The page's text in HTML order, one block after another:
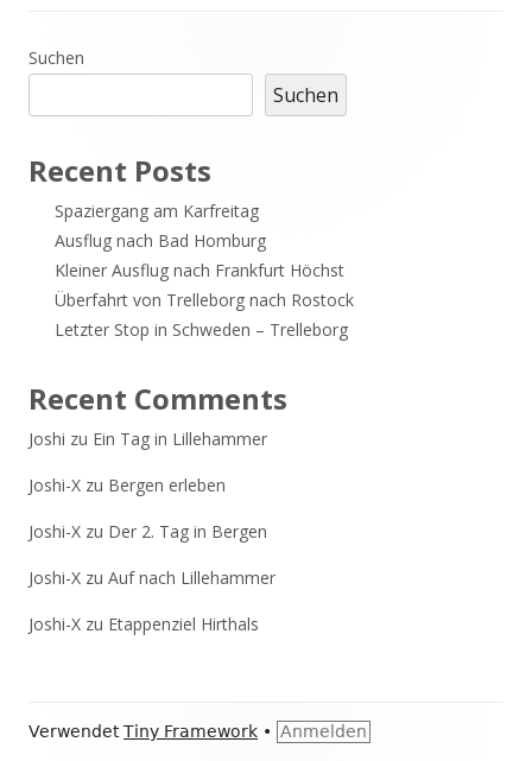
Haupt-
Seitenleiste
Suchen
Suchen
Recent Posts
Spaziergang am Karfreitag
Ausflug nach Bad Homburg
Kleiner Ausflug nach Frankfurt Höchst
Überfahrt von Trelleborg nach Rostock
Letzter Stop in Schweden – Trelleborg
Recent Comments
Joshi zu Ein Tag in Lillehammer
Joshi-X zu Bergen erleben
Joshi-X zu Der 2. Tag in Bergen
Joshi-X zu Auf nach Lillehammer
Joshi-X zu Etappenziel Hirthals
Footer
VerwendetTiny Framework • Anmelden